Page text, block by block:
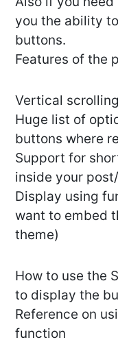
you the ability
buttons.
Features of the
Vertical
Huge list of
buttons where
Support for
inside your
Display using
want to embed
theme)
How to use the
to display the
Reference on
function